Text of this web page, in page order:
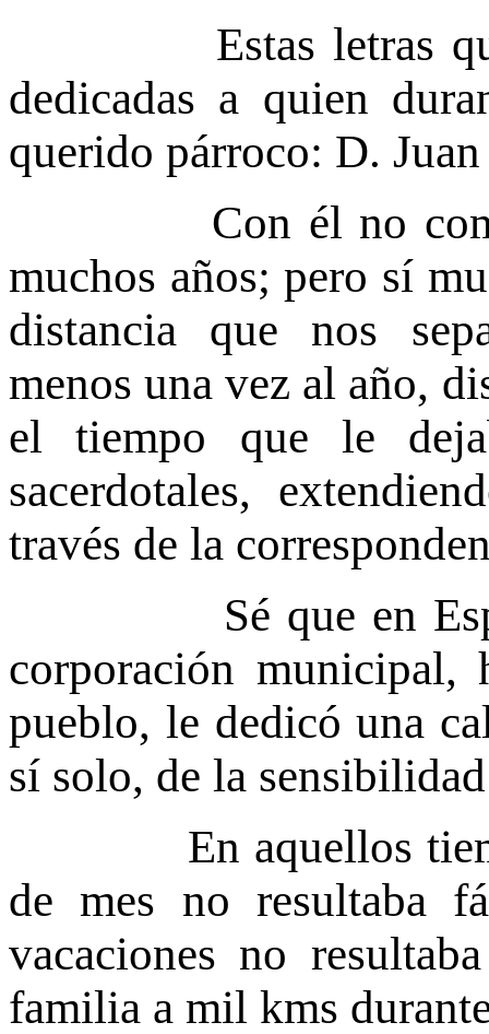
Estas letras que a
dedicadas a quien
querido párroco: D.
Con él no
muchos años; pero sí
distancia que nos
menos una vez al año,
el tiempo que le
sacerdotales,
través de la
Sé que en Espera
corporación municipal,
pueblo, le dedicó una
sí solo, de la
En aquellos
de mes no resultaba
vacaciones no
familia a mil kms